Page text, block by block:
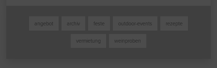
angebot archiv feste outdoor-events rezepte
vermietung weinproben